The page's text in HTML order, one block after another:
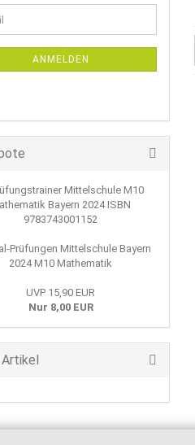
ANMELDEN
Prüfungen Mittelschule Bayern
2024 M10 Mathematik
UVP 15,90 EUR
Nur 8,00 EUR